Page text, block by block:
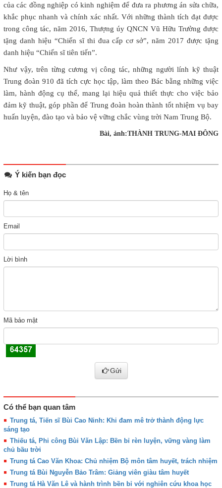
của các đồng nghiệp có kinh nghiệm để đưa ra phương án sửa chữa,
khắc phục nhanh và chính xác nhất. Với những thành tích đạt được
trong công tác, năm 2016, Thượng úy QNCN Vũ Hữu Trường được
tặng danh hiệu “Chiến sĩ thi đua cấp cơ sở”, năm 2017 được tặng
danh hiệu “Chiến sĩ tiên tiến”.
Như vậy, trên từng cương vị công tác, những người lính kỹ thuật
Trung đoàn 910 đã tích cực học tập, làm theo Bác bằng những việc
làm, hành động cụ thể, mang lại hiệu quả thiết thực cho việc bảo
đảm kỹ thuật, góp phần để Trung đoàn hoàn thành tốt nhiệm vụ bay
huấn luyện, đào tạo và bảo vệ vững chắc vùng trời Nam Trung Bộ.
Bài, ảnh:THÀNH TRUNG-MAI ĐÔNG
Ý kiến bạn đọc
Họ & tên
Email
Lời bình
Mã bảo mật
Gửi
Có thể bạn quan tâm
Trung tá, Tiến sĩ Bùi Cao Ninh: Khi đam mê trở thành động lực
sáng tạo
Thiếu tá, Phi công Bùi Văn Lập: Bền bỉ rèn luyện, vững vàng làm
chủ bầu trời
Trung tá Cao Văn Khoa: Chủ nhiệm Bộ môn tâm huyết, trách nhiệm
Trung tá Bùi Nguyễn Bảo Trâm: Giảng viên giàu tâm huyết
Trung tá Hà Văn Lê và hành trình bền bỉ với nghiên cứu khoa học